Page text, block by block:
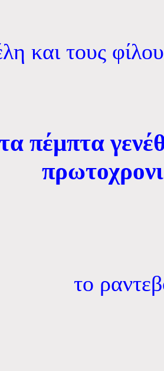
και τους
πέμπτα
το